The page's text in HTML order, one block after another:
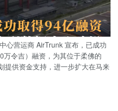
心营运商 AirTrunk 宣布，已成功
令吉）融资，为其位于柔佛的
提供资金支持，进一步扩大在马来